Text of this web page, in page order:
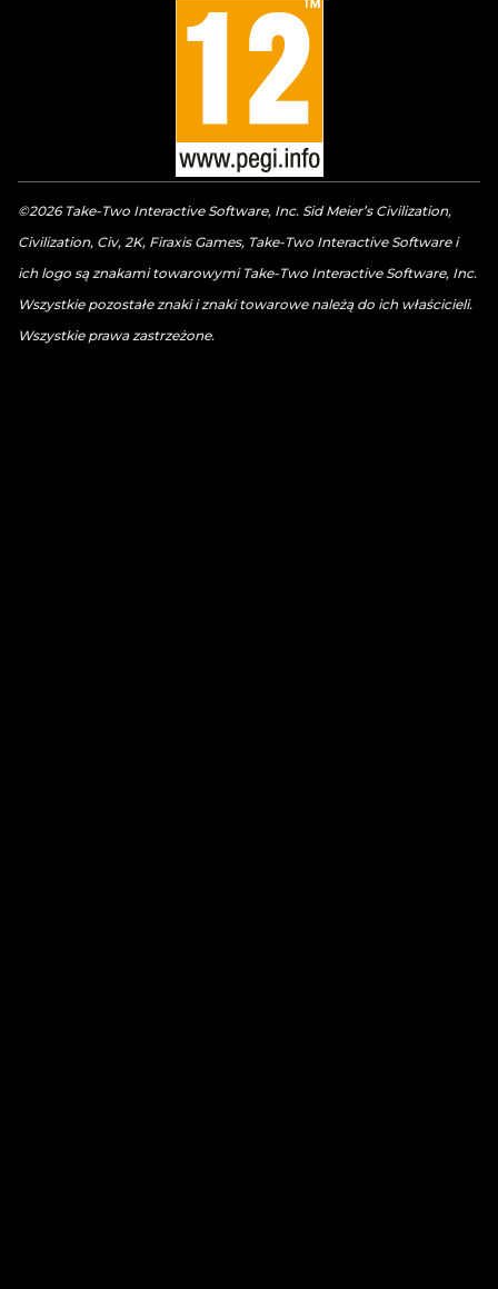
©2026 Take-Two Interactive Software, Inc. Sid Meier’s Civilization,
Civilization, Civ, 2K, Firaxis Games, Take-Two Interactive Software i
ich logo są znakami towarowymi Take-Two Interactive Software, Inc.
Wszystkie pozostałe znaki i znaki towarowe należą do ich właścicieli.
Wszystkie prawa zastrzeżone.